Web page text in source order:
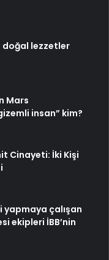
doğal lezzetler
Mars
insan” kim?
Cinayeti: İki Kişi
yapmaya çalışan
ekipleri İBB’nin